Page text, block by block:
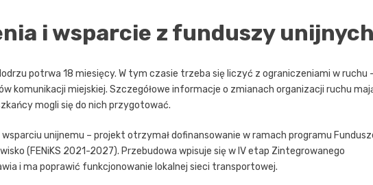
i wsparcie z funduszy
potrwa 18 miesięcy. W tym czasie trzeba się liczyć z ograniczeniami w ruchu
komunikacji miejskiej. Szczegółowe informacje o zmianach organizacji ruchu
mogli się do nich przygotować.
unijnemu – projekt otrzymał dofinansowanie w ramach programu
(FENiKS 2021-2027). Przebudowa wpisuje się w IV etap Zintegrowanego
i ma poprawić funkcjonowanie lokalnej sieci transportowej.